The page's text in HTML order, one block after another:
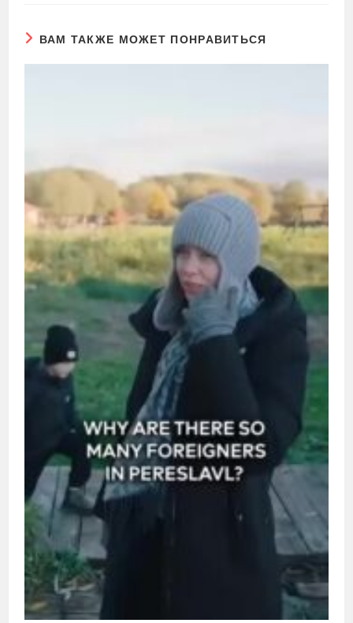
ВАМ ТАКЖЕ МОЖЕТ ПОНРАВИТЬСЯ